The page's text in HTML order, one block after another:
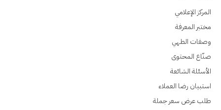
المركز الإعلامي
مختبر المعرفة
وصفات الطهي
صنّاع المحتوى
الأسئلة الشائعة
استبيان رضا العملاء
طلب عرض سعر جملة